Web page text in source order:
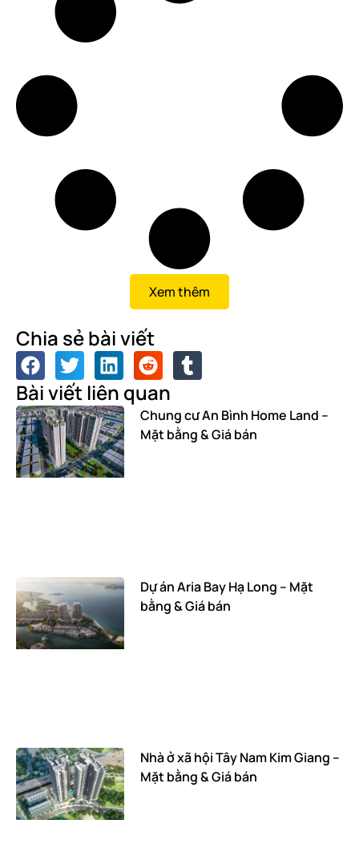
Xem thêm
Chia sẻ bài viết
Bài viết liên quan
Chung cư An Bình Home Land –
Mặt bằng & Giá bán
Dự án Aria Bay Hạ Long – Mặt
bằng & Giá bán
Nhà ở xã hội Tây Nam Kim Giang –
Mặt bằng & Giá bán